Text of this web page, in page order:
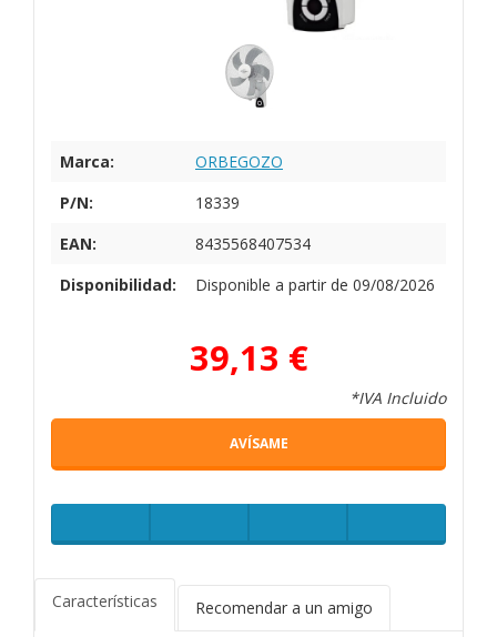
Marca:
ORBEGOZO
P/N:
18339
EAN:
8435568407534
Disponibilidad:
Disponible a partir de 09/08/2026
39,13 €
*IVA Incluido
AVÍSAME
Características Recomendar a un amigo